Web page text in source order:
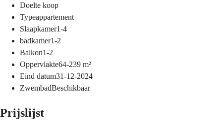
Doelte koop
Typeappartement
Slaapkamer1-4
badkamer1-2
Balkon1-2
Oppervlakte64-239 m²
Eind datum31-12-2024
ZwembadBeschikbaar
Prijslijst